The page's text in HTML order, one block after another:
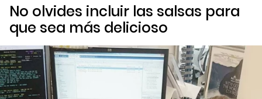
No olvides incluir las salsas para
que sea más delicioso